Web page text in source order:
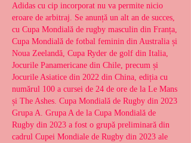
Adidas cu cip incorporat nu va permite nicio
eroare de arbitraj. Se anunță un alt an de succes,
cu Cupa Mondială de rugby masculin din Franța,
Cupa Mondială de fotbal feminin din Australia și
Noua Zeelandă, Cupa Ryder de golf din Italia,
Jocurile Panamericane din Chile, precum și
Jocurile Asiatice din 2022 din China, ediția cu
numărul 100 a cursei de 24 de ore de la Le Mans
și The Ashes. Cupa Mondială de Rugby din 2023
Grupa A. Grupa A de la Cupa Mondială de
Rugby din 2023 a fost o grupă preliminară din
cadrul Cupei Mondiale de Rugby din 2023 ale